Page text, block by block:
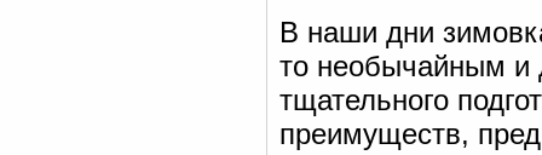
В наши дни
то необычайным и
тщательного
преимуществ,